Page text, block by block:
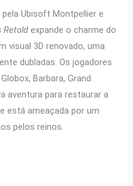
Ubisoft Montpellier e
Retold expande o charme do
visual 3D renovado, uma
dubladas. Os jogadores
Barbara, Grand
aventura para restaurar a
está ameaçada por um
pelos reinos.